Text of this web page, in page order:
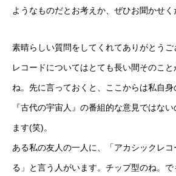
ようなものだとお考えか、ぜひお聞かせく
素晴らしい質問をしてくれてありがとう
レコードについてはとても長い間そのこと
ね。先に言っておくと、ここからは私自身
『古代の宇宙人』の番組的な意見ではな
ます(笑)。
ある私の友人の一人に、「アカシックレ
る」と言う人がいます。チップ型のね。